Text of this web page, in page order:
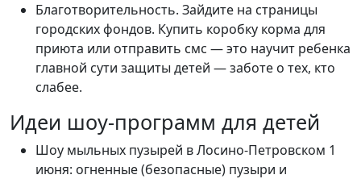
Благотворительность. Зайдите на страницы
городских фондов. Купить коробку корма для
приюта или отправить смс — это научит ребенка
главной сути защиты детей — заботе о тех, кто
слабее.
Идеи шоу-программ для детей
Шоу мыльных пузырей в Лосино-Петровском 1
июня: огненные (безопасные) пузыри и